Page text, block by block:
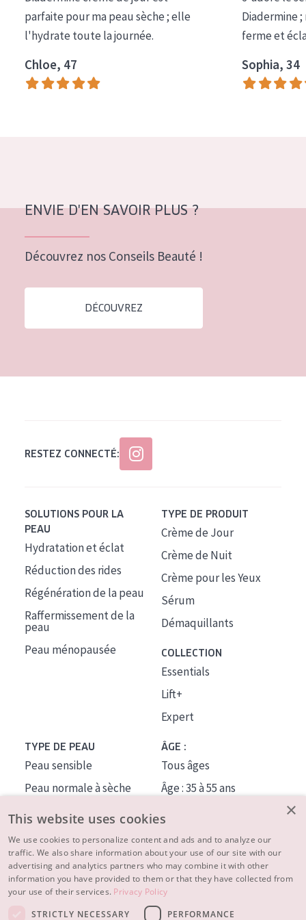
COLLECTION
Essentials
Lift+
Expert
Peau mixte ou grasse
Peau mature
Peau ménopausée
Âge : 55+
parfaite pour ma peau sèche ; elle
l'hydrate toute la journée.
Chloe, 47
Diadermine
ferme et
Sophia, 34
ENVIE D'EN SAVOIR PLUS ?
Découvrez nos Conseils Beauté !
DÉCOUVREZ
RESTEZ CONNECTÉ:
SOLUTIONS POUR LA
PEAU
Hydratation et éclat
Réduction des rides
Régénération de la peau
Raffermissement de la
peau
Peau ménopausée
TYPE DE PRODUIT
Crème de Jour
Crème de Nuit
Crème pour les Yeux
Sérum
Démaquillants
COLLECTION
Essentials
Lift+
Expert
TYPE DE PEAU
Peau sensible
Peau normale à sèche
Peau mixte ou grasse
Peau mature
Peau ménopausée
ÂGE :
Tous âges
Âge : 35 à 55 ans
À PROPOS
CONSEILS BEAUTÉ
×
This website uses cookies
We use cookies to personalize content and ads and to analyze our
traffic. We also share information about your use of our site with our
advertising and analytics partners who may combine it with other
information you have provided to them or that they have collected from
your use of their services. Privacy Policy
STRICTLY NECESSARY
PERFORMANCE